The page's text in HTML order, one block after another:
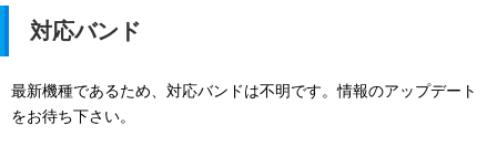
対応バンド
最新機種であるため、対応バンドは不明です。情報のアップデート
をお待ち下さい。